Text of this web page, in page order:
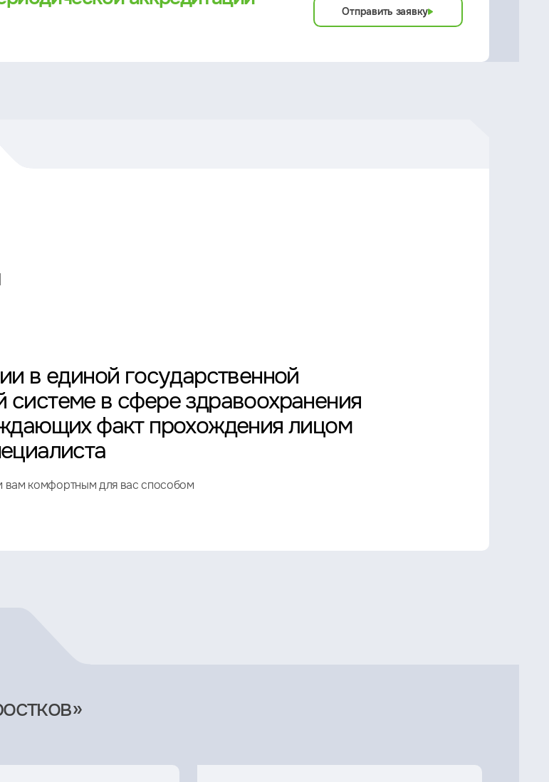
Отправить заявку
в единой государственной
в сфере здравоохранения
факт прохождения лицом
комфортным для вас способом